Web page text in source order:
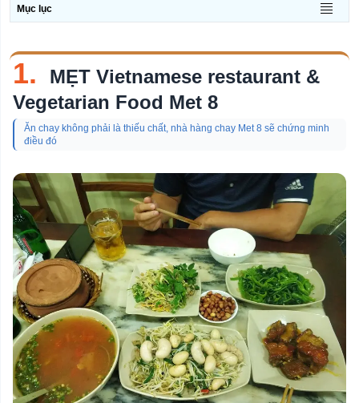
Quận Hoàn Kiếm
Chủ
đề
Quán Nhậu
Quán Nướng
Quán Bún Bò Huế
Quán Mì Quảng
Bảo Tàng
Chợ
Công Viên
Nhà Thờ
Khu Vui Chơi Cho Trẻ Em
Mục lục
1.
MẸT Vietnamese restaurant &
Vegetarian Food Met 8
Ăn chay không phải là thiếu chất, nhà hàng chay Met 8 sẽ chứng minh
điều đó